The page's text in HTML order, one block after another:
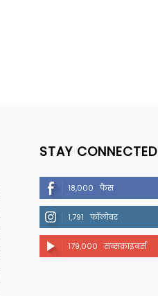
STAY CONNECTED
18,000 फैंस
1,791 फॉलोवर
179,000 सब्सक्राइबर्स